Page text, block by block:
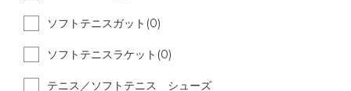
ソフトテニスガット(0)
ソフトテニスラケット(0)
テニス／ソフトテニス シューズ